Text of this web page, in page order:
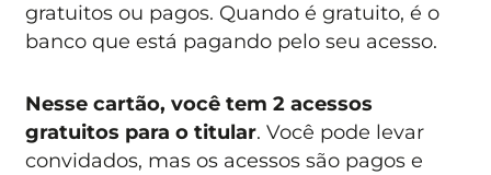
gratuitos ou pagos. Quando é gratuito, é o
banco que está pagando pelo seu acesso.
Nesse cartão, você tem 2 acessos
gratuitos para o titular. Você pode levar
convidados, mas os acessos são pagos e